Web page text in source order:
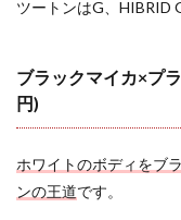
ツートンはG、HIBRID
ブラックマイカ×プ
円)
ホワイトのボディをブ
ンの王道です。